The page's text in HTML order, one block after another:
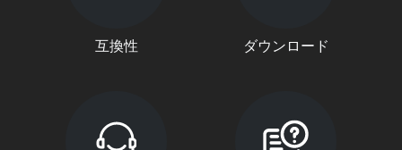
互換性 ダウンロード